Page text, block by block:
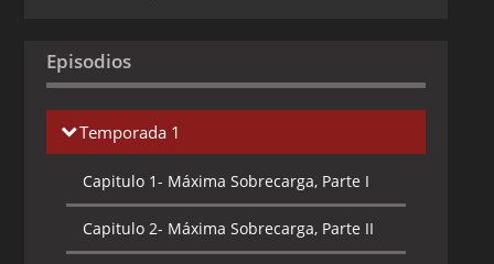
Episodios
Temporada 1
Capitulo 1- Máxima Sobrecarga, Parte I
Capitulo 2- Máxima Sobrecarga, Parte II